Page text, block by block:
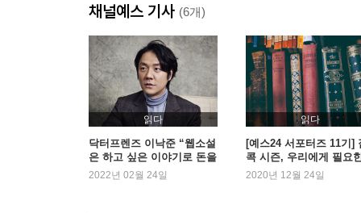
채널예스 기사 (6개)
읽다
닥터프렌즈 이낙준 “웹소설
은 하고 싶은 이야기로 돈을
벌 수 있는 유일한 방법”
2022년 02월 24일
읽다
[예스24 서포터즈 11기]
콕 시즌, 우리에게 필요
‘판타지’ 시리즈
2020년 12월 24일